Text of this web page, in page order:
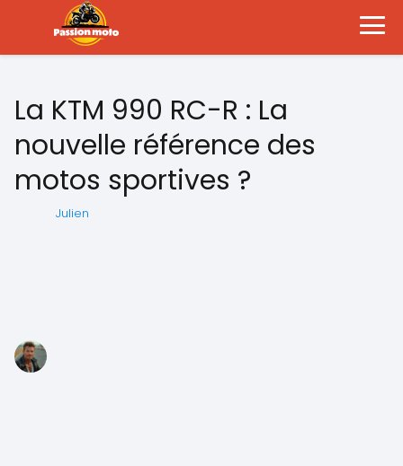
La KTM 990 RC-R : La
nouvelle référence des
motos sportives ?
Julien